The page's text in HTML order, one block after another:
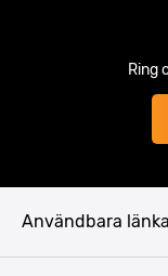
Ring
Användbara